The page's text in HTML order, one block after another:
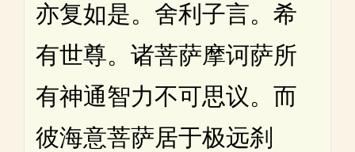
亦复如是。舍利子言。希
有世尊。诸菩萨摩诃萨所
有神通智力不可思议。而
彼海意菩萨居于极远刹